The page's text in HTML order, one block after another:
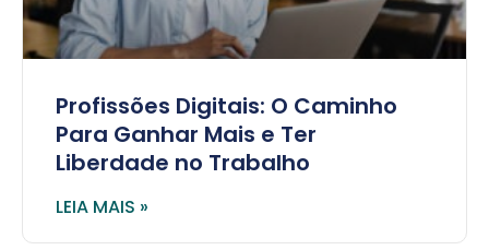
Profissões Digitais: O Caminho
Para Ganhar Mais e Ter
Liberdade no Trabalho
LEIA MAIS »